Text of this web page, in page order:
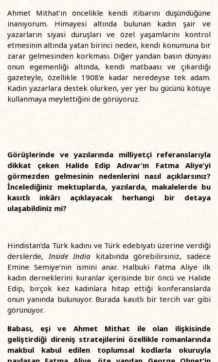
Ahmet Mithat’ın öncelikle kendi itibarını düşündüğüne
inanıyorum. Himayesi altında bulunan kadın şair ve
yazarların siyasi duruşları ve özel yaşamlarını kontrol
etmesinin altında yatan birinci neden, kendi konumuna bir
zarar gelmesinden korkması. Diğer yandan basın dünyası
onun egemenliği altında, kendi matbaası ve çıkardığı
gazeteyle, özellikle 1908’e kadar neredeyse tek adam.
Kadın yazarlara destek olurken, yer yer bu gücünü kötüye
kullanmaya meylettiğini de görüyoruz.
Görüşlerinde ve yazılarında milliyetçi referanslarıyla
dikkat çeken Halide Edip Adıvar’ın Fatma Aliye’yi
görmezden gelmesinin nedenlerini nasıl açıklarsınız?
İncelediğiniz mektuplarda, yazılarda, makalelerde bu
kasıtlı inkârı açıklayacak herhangi bir detaya
ulaşabildiniz mi?
Hindistan’da Türk kadını ve Türk edebiyatı üzerine verdiği
derslerde,Inside India kitabında görebilirsiniz, sadece
Emine Semiye’nin ismini anar. Halbuki Fatma Aliye ilk
kadın derneklerini kuranlar içerisinde bir öncü ve Halide
Edip, birçok kez kadınlara hitap ettiği konferanslarda
onun yanında bulunuyor. Burada kasıtlı bir tercih var gibi
görünüyor.
Babası, eşi ve Ahmet Mithat ile olan ilişkisinde
geliştirdiği direniş stratejilerini özellikle romanlarında
makbul kabul edilen toplumsal kodlarla okuruyla